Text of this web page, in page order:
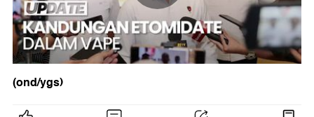
(ond/ygs)